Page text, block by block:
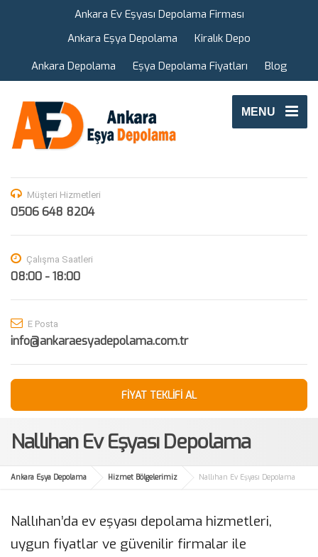
Ankara Ev Eşyası Depolama Firması
Ankara Eşya Depolama
Kiralık Depo
Ankara Depolama
Eşya Depolama Fiyatları Blog
MENU
Müşteri Hizmetleri
0506 648 8204
Çalışma Saatleri
08:00 - 18:00
E Posta
info@ankaraesyadepolama.com.tr
FİYAT TEKLİFİ AL
Nallıhan Ev Eşyası Depolama
Ankara Eşya Depolama Hizmet Bölgelerimiz Nallıhan Ev Eşyası Depolama
Nallıhan’da ev eşyası depolama hizmetleri,
uygun fiyatlar ve güvenilir firmalar ile